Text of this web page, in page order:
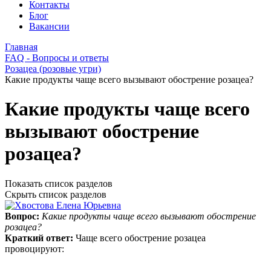
Контакты
Блог
Вакансии
Главная
FAQ - Вопросы и ответы
Розацеа (розовые угри)
Какие продукты чаще всего вызывают обострение розацеа?
Какие продукты чаще всего
вызывают обострение
розацеа?
Показать список разделов
Скрыть список разделов
Вопрос: Какие продукты чаще всего вызывают обострение
розацеа?
Краткий ответ: Чаще всего обострение розацеа
провоцируют: